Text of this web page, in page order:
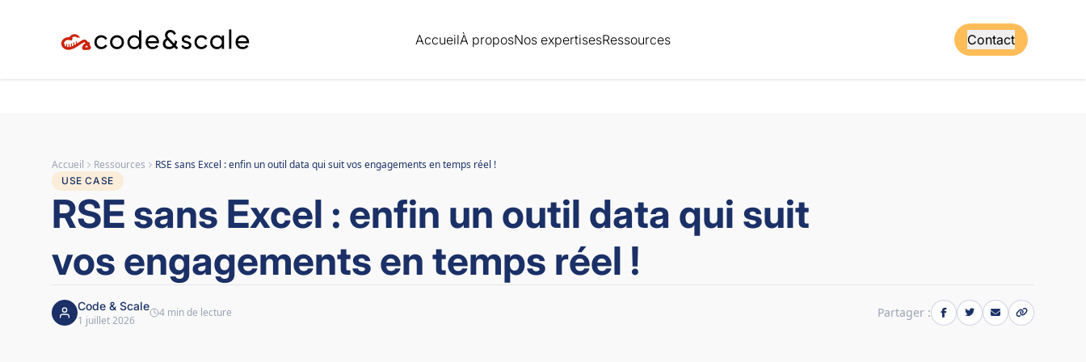
AccueilÀ proposNos expertisesRessources Contact
Accueil Ressources RSE sans Excel : enfin un outil data qui suit vos engagements en temps réel !
USE CASE
RSE sans Excel : enfin un outil data qui suit
vos engagements en temps réel !
Code & Scale
1 juillet 2026
4 min de lecture Partager :